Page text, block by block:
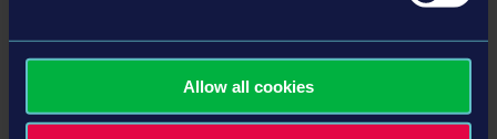
Allow all cookies